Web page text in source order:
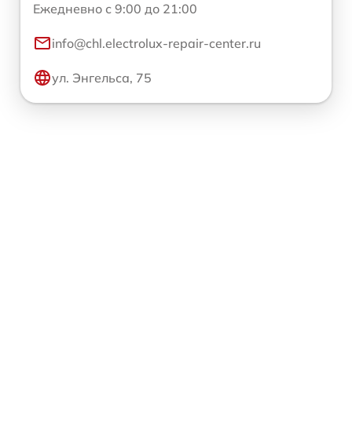
Ежедневно с 9:00 до 21:00
info@chl.electrolux-repair-center.ru
ул. Энгельса, 75